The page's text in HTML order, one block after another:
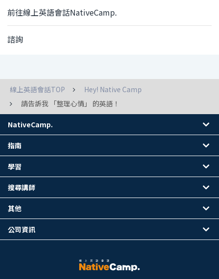
前往線上英語會話NativeCamp.
諮詢
線上英語會話TOP
Hey! Native Camp
請告訴我 「整理心情」 的英語！
NativeCamp.
指南
學習
搜尋講師
其他
公司資訊